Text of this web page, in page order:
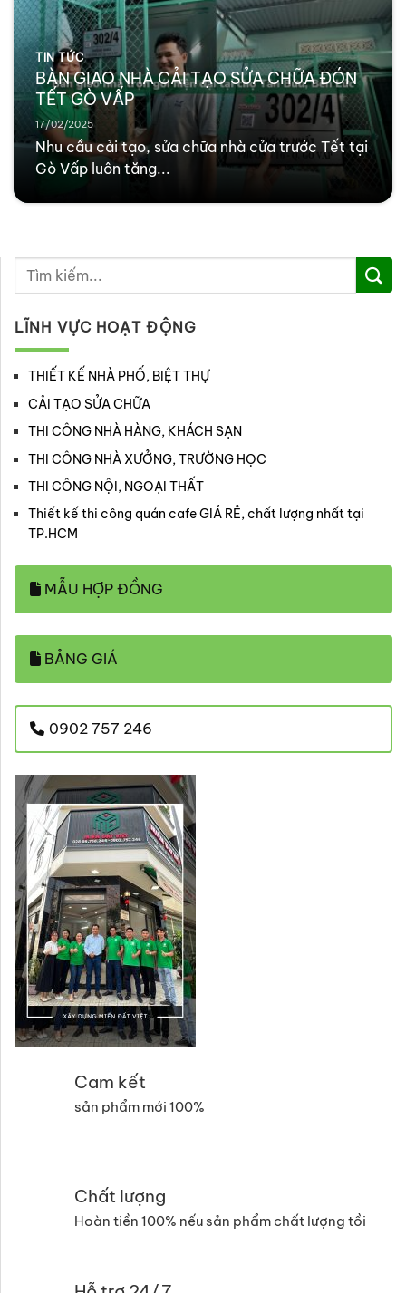
TIN TỨC
BÀN GIAO NHÀ CẢI TẠO SỬA CHỮA ĐÓN
TẾT GÒ VẤP
17/02/2025
Nhu cầu cải tạo, sửa chữa nhà cửa trước Tết tại
Gò Vấp luôn tăng...
LĨNH VỰC HOẠT ĐỘNG
THIẾT KẾ NHÀ PHỐ, BIỆT THỰ
CẢI TẠO SỬA CHỮA
THI CÔNG NHÀ HÀNG, KHÁCH SẠN
THI CÔNG NHÀ XƯỞNG, TRƯỜNG HỌC
THI CÔNG NỘI, NGOẠI THẤT
Thiết kế thi công quán cafe GIÁ RẺ, chất lượng nhất tại
TP.HCM
MẪU HỢP ĐỒNG
BẢNG GIÁ
0902 757 246
Cam kết
sản phẩm mới 100%
Chất lượng
Hoàn tiền 100% nếu sản phẩm chất lượng tồi